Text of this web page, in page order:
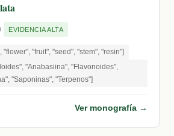
EVIDENCIA ALTA
"flower", "fruit", "seed", "stem", "resin"]
"Anabasiina", "Flavonoides",
"Saponinas", "Terpenos"]
Ver monografía →